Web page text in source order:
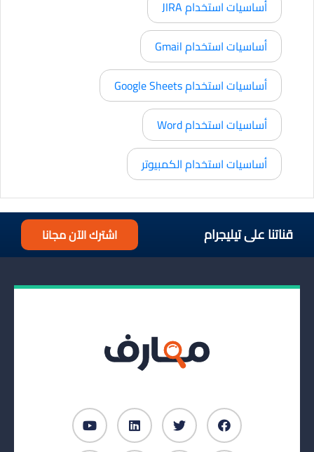
أساسيات استخدام JIRA
أساسيات استخدام Gmail
أساسيات استخدام Google Sheets
أساسيات استخدام Word
أساسيات استخدام الكمبيوتر
قناتنا على تيليجرام اشترك الآن مجانا